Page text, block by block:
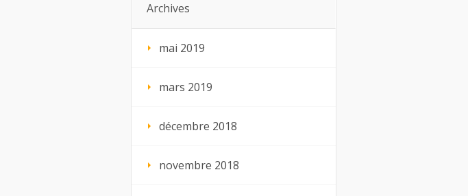
Archives
mai 2019
mars 2019
décembre 2018
novembre 2018